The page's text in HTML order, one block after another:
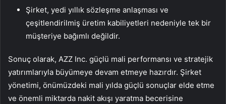
Şirket, yedi yıllık sözleşme anlaşması ve
çeşitlendirilmiş üretim kabiliyetleri nedeniyle tek bir
müşteriye bağımlı değildir.
Sonuç olarak, AZZ Inc. güçlü mali performansı ve stratejik
yatırımlarıyla büyümeye devam etmeye hazırdır. Şirket
yönetimi, önümüzdeki mali yılda güçlü sonuçlar elde etme
ve önemli miktarda nakit akışı yaratma becerisine